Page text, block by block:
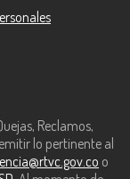
Reclamos,
lo pertinente al
o